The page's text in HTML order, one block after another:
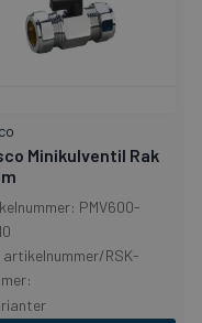
Minikulventil Rak
PMV600-
artikelnummer/RSK-